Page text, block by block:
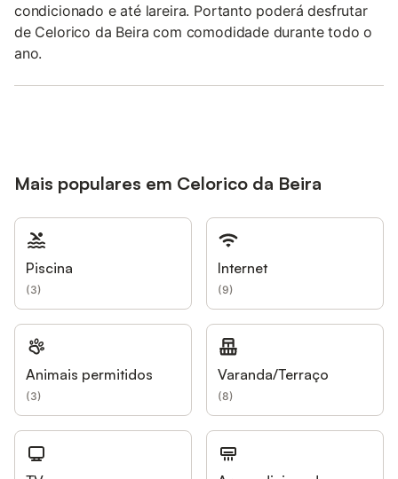
condicionado e até lareira. Portanto poderá desfrutar
de Celorico da Beira com comodidade durante todo o
ano.
Mais populares em Celorico da Beira
Piscina
(3)
Internet
(9)
Animais permitidos
(3)
Varanda/Terraço
(8)